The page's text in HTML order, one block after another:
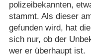
polizeibekannten,
stammt. Als dieser
gefunden wird, hat
sich nur, ob der
wer er überhaupt ist.